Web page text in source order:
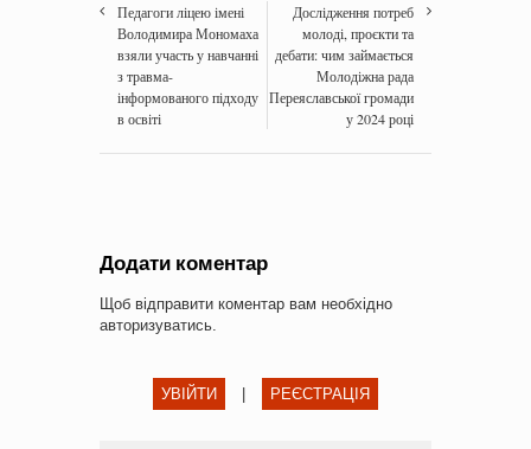
Педагоги ліцею імені
Володимира Мономаха
взяли участь у навчанні
з травма-
інформованого підходу
в освіті
Дослідження потреб
молоді, проєкти та
дебати: чим займається
Молодіжна рада
Переяславської громади
у 2024 році
Додати коментар
Щоб відправити коментар вам необхідно
авторизуватись
УВІЙТИ | РЕЄСТРАЦІЯ